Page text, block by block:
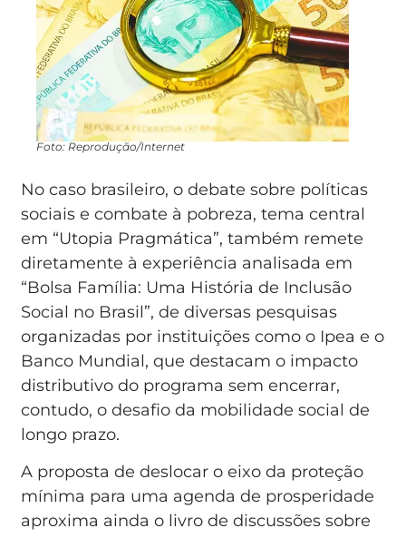
Foto: Reprodução/Internet
No caso brasileiro, o debate sobre políticas
sociais e combate à pobreza, tema central
em “Utopia Pragmática”, também remete
diretamente à experiência analisada em
“Bolsa Família: Uma História de Inclusão
Social no Brasil”, de diversas pesquisas
organizadas por instituições como o Ipea e o
Banco Mundial, que destacam o impacto
distributivo do programa sem encerrar,
contudo, o desafio da mobilidade social de
longo prazo.
A proposta de deslocar o eixo da proteção
mínima para uma agenda de prosperidade
aproxima ainda o livro de discussões sobre